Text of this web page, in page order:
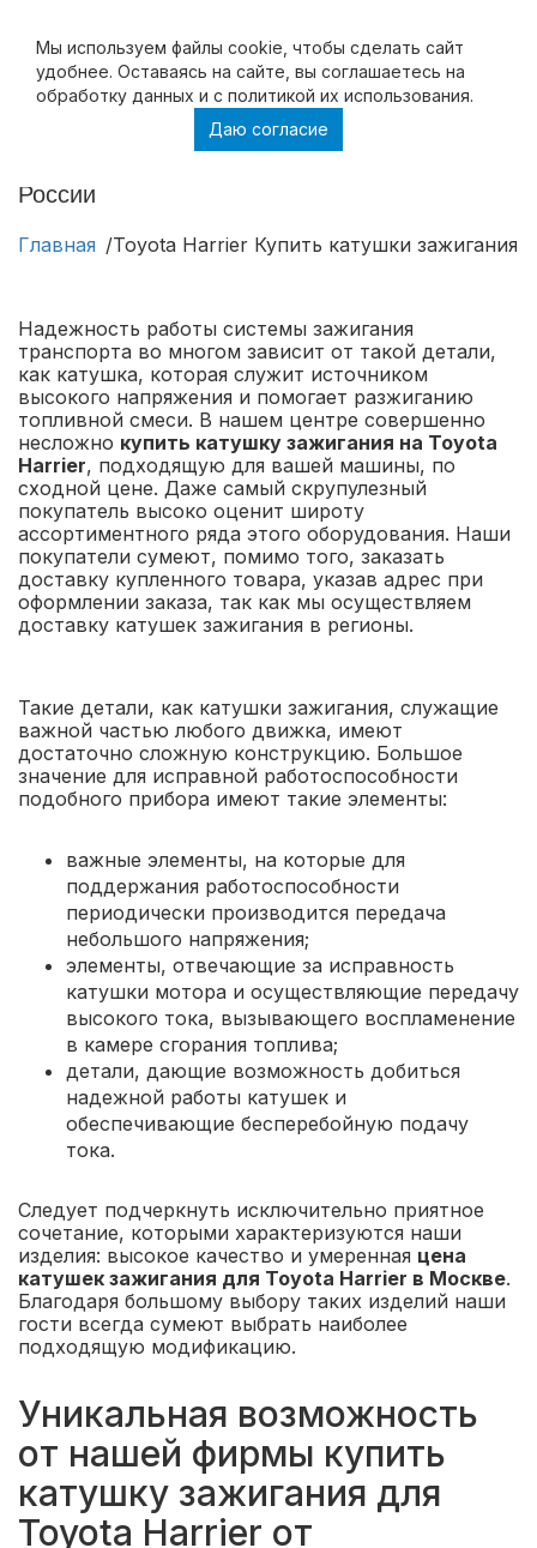
Мы используем файлы cookie, чтобы cделать сайт
удобнее. Оставаясь на сайте, вы соглашаетесь на
обработку данных и с политикой их использования.
Даю согласие
Toyota Harrier Купить катушки зажигания на
России
Главная Toyota Harrier Купить катушки
Надежность работы системы зажигания
транспорта во многом зависит от такой детали,
как катушка, которая служит источником
высокого напряжения и помогает разжиганию
топливной смеси. В нашем центре совершенно
несложно купить катушку зажигания на Toyota
Harrier, подходящую для вашей машины, по
сходной цене. Даже самый скрупулезный
покупатель высоко оценит широту
ассортиментного ряда этого оборудования. Наши
покупатели сумеют, помимо того, заказать
доставку купленного товара, указав адрес при
оформлении заказа, так как мы осуществляем
доставку катушек зажигания в регионы.
Такие детали, как катушки зажигания, служащие
важной частью любого движка, имеют
достаточно сложную конструкцию. Большое
значение для исправной работоспособности
подобного прибора имеют такие элементы:
важные элементы, на которые для
поддержания работоспособности
периодически производится передача
небольшого напряжения;
элементы, отвечающие за исправность
катушки мотора и осуществляющие передачу
высокого тока, вызывающего воспламенение
в камере сгорания топлива;
детали, дающие возможность добиться
надежной работы катушек и
обеспечивающие бесперебойную подачу
тока.
Следует подчеркнуть исключительно приятное
сочетание, которыми характеризуются наши
изделия: высокое качество и умеренная цена
катушек зажигания для Toyota Harrier в Москве.
Благодаря большому выбору таких изделий наши
гости всегда сумеют выбрать наиболее
подходящую модификацию.
Уникальная возможность
от нашей фирмы купить
катушку зажигания для
Toyota Harrier от